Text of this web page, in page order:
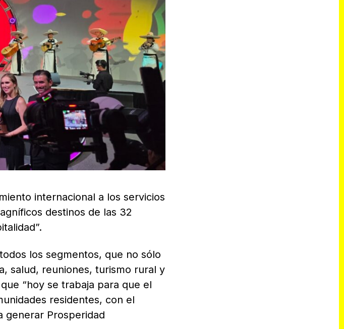
internacional a los servicios
destinos de las 32
los segmentos, que no sólo
salud, reuniones, turismo rural y
“hoy se trabaja para que el
residentes, con el
generar Prosperidad